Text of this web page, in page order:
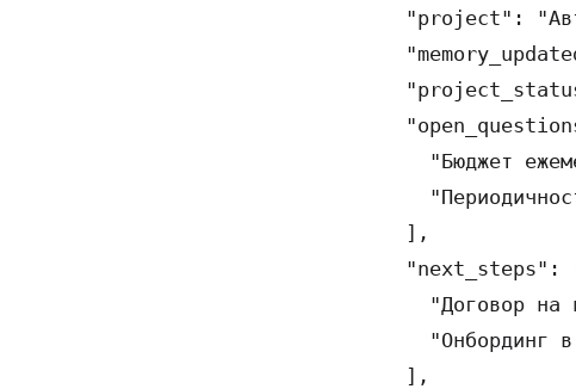
"project":
"Бюджет
  ],
"next_steps":
"Договор на
"Онбординг
  ],